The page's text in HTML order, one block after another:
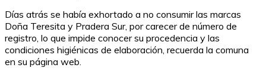
Días atrás se había exhortado a no consumir las marcas
Doña Teresita y Pradera Sur, por carecer de número de
registro, lo que impide conocer su procedencia y las
condiciones higiénicas de elaboración, recuerda la comuna
en su página web.